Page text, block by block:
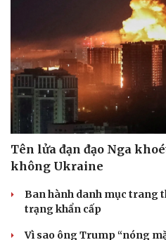
Tên lửa đạn đạo Nga
không Ukraine
Ban hành danh mục trang
trạng khẩn cấp
Vì sao ông Trump “nóng